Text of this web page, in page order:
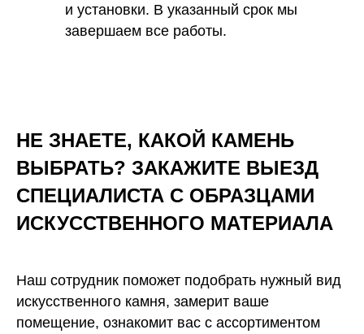
и установки. В указанный срок мы
завершаем все работы.
НЕ ЗНАЕТЕ, КАКОЙ КАМЕНЬ
ВЫБРАТЬ? ЗАКАЖИТЕ ВЫЕЗД
СПЕЦИАЛИСТА С ОБРАЗЦАМИ
ИСКУССТВЕННОГО МАТЕРИАЛА
Наш сотрудник поможет подобрать нужный вид
искусственного камня, замерит ваше
помещение, ознакомит вас с ассортиментом